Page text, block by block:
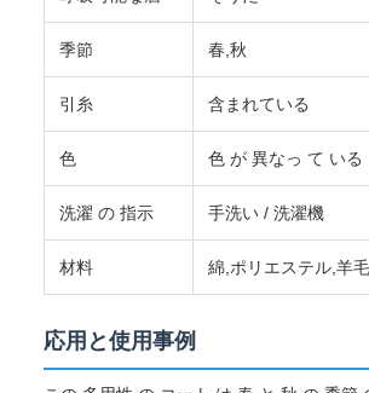
季節 春,秋
引糸 含まれている
色 色 が 異なっ て いる
洗濯 の 指示 手洗い / 洗濯機
材料 綿,ポリエステル,羊
応用と使用事例